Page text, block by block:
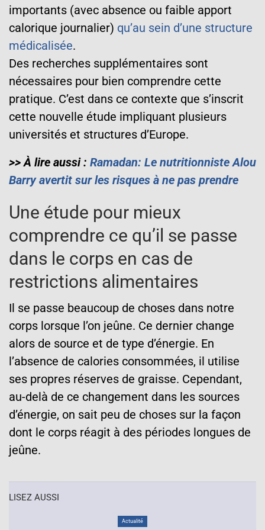
importants (avec absence ou faible apport
calorique journalier) qu’au sein d’une structure
médicalisée.
Des recherches supplémentaires sont
nécessaires pour bien comprendre cette
pratique. C’est dans ce contexte que s’inscrit
cette nouvelle étude impliquant plusieurs
universités et structures d’Europe.
>> À lire aussi : Ramadan: Le nutritionniste Alou
Barry avertit sur les risques à ne pas prendre
Une étude pour mieux
comprendre ce qu’il se passe
dans le corps en cas de
restrictions alimentaires
Il se passe beaucoup de choses dans notre
corps lorsque l’on jeûne. Ce dernier change
alors de source et de type d’énergie. En
l’absence de calories consommées, il utilise
ses propres réserves de graisse. Cependant,
au-delà de ce changement dans les sources
d’énergie, on sait peu de choses sur la façon
dont le corps réagit à des périodes longues de
jeûne.
LISEZ AUSSI
Actualité